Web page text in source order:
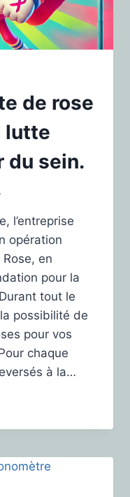
de rose
lutte
du sein.
l’entreprise
opération
en
pour la
tout le
possibilité de
pour vos
chaque
à la…